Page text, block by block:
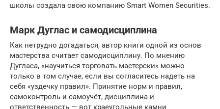
школы создала свою компанию Smart Women Securities.
Марк Дуглас и самодисциплина
Как нетрудно догадаться, автор книги одной из основ
мастерства считает самодисциплину. По мнению
Дугласа, «научиться торговать мастерски» можно
только в том случае, если вы согласитесь надеть на
себя «уздечку правил». Принятие норм и правил,
самоконтроль и самоучёт, дисциплина и
ответственность — вот краеугольные камни